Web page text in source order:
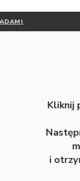
Kliknij
i